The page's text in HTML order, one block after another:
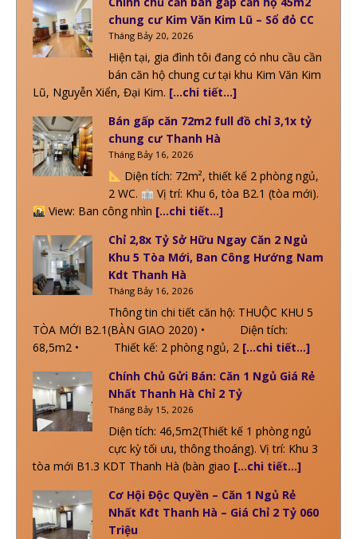
chung cư Kim Văn Kim Lũ – Sổ đỏ CC
Tháng Bảy 20, 2026
Hiện tại, gia đình tôi đang có nhu cầu cần
bán căn hộ chung cư tại khu Kim Văn Kim
Lũ, Nguyễn Xiển, Đại Kim. […chi tiết…]
Bán gấp căn 72m2 full đồ chỉ 3,1x tỷ
chung cư Thanh Hà
Tháng Bảy 16, 2026
Diện tích: 72m², thiết kế 2 phòng ngủ,
2 WC.
Vị trí: Khu 6, tòa B2.1 (tòa mới).
View: Ban công nhìn […chi tiết…]
Chỉ 2,8x Tỷ Sở Hữu Ngay Căn 2 Ngủ
Khu 5 Tòa Mới, Ban Công Hướng Nam
Kdt Thanh Hà
Tháng Bảy 16, 2026
Thông tin chi tiết căn hộ: THUỘC KHU 5
TÒA MỚI B2.1(BÀN GIAO 2020) • Diện tích:
68,5m2 • Thiết kế: 2 phòng ngủ, 2 […chi tiết…]
Chính Chủ Gửi Bán: Căn 1 Ngủ Giá Rẻ
Nhất Thanh Hà Chỉ 2 Tỷ
Tháng Bảy 15, 2026
Diện tích: 46,5m2(Thiết kế 1 phòng ngủ
cực kỳ tối ưu, thông thoáng). Vị trí: Khu 3
tòa mới B1.3 KDT Thanh Hà (bàn giao […chi tiết…]
Cơ Hội Độc Quyền – Căn 1 Ngủ Rẻ
Nhất Kđt Thanh Hà – Giá Chỉ 2 Tỷ 060
Triệu